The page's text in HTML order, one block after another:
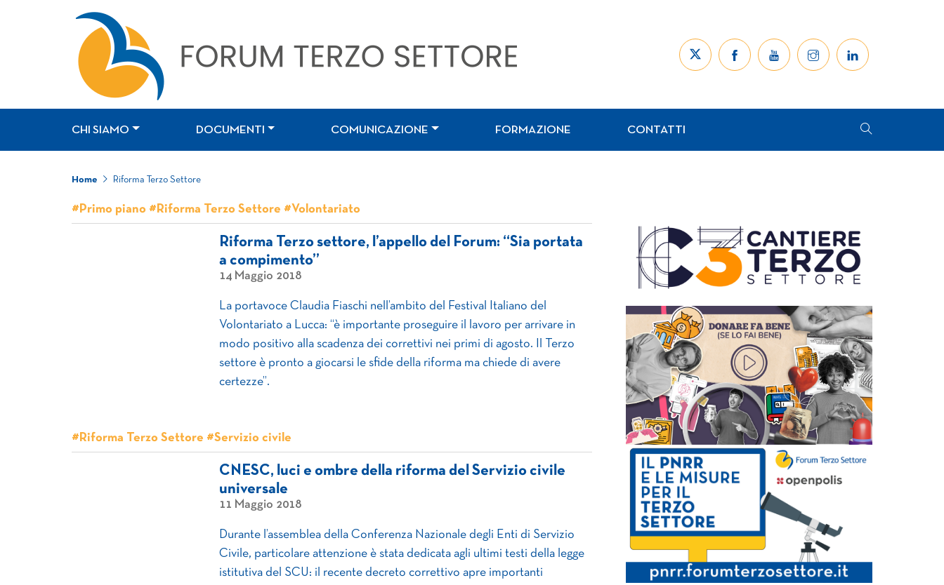
CHI SIAMO DOCUMENTI COMUNICAZIONE FORMAZIONE CONTATTI
Home Riforma Terzo Settore
#Primo piano #Riforma Terzo Settore #Volontariato
Riforma Terzo settore, l’appello del Forum: “Sia portata
a compimento”
14 Maggio 2018
La portavoce Claudia Fiaschi nell’ambito del Festival Italiano del
Volontariato a Lucca: “è importante proseguire il lavoro per arrivare in
modo positivo alla scadenza dei correttivi nei primi di agosto. Il Terzo
settore è pronto a giocarsi le sfide della riforma ma chiede di avere
certezze”.
#Riforma Terzo Settore #Servizio civile
CNESC, luci e ombre della riforma del Servizio civile
universale
11 Maggio 2018
Durante l’assemblea della Conferenza Nazionale degli Enti di Servizio
Civile, particolare attenzione è stata dedicata agli ultimi testi della legge
istitutiva del SCU: il recente decreto correttivo apre importanti